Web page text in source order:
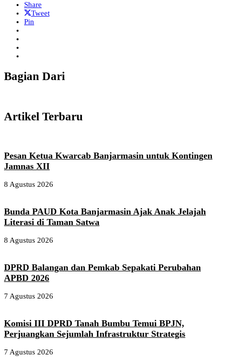
Share
Tweet
Pin
Bagian Dari
Artikel Terbaru
Pesan Ketua Kwarcab Banjarmasin untuk Kontingen
Jamnas XII
8 Agustus 2026
Bunda PAUD Kota Banjarmasin Ajak Anak Jelajah
Literasi di Taman Satwa
8 Agustus 2026
DPRD Balangan dan Pemkab Sepakati Perubahan
APBD 2026
7 Agustus 2026
Komisi III DPRD Tanah Bumbu Temui BPJN,
Perjuangkan Sejumlah Infrastruktur Strategis
7 Agustus 2026